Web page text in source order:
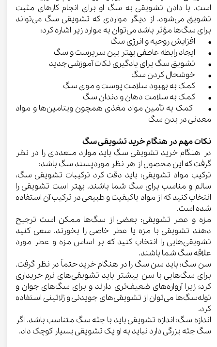
است. با دادن تشویقی به سگ او برای انجام کارهای مثبت
تشویق می‌شود. از دیگر مواردی که تشویقی سگ می‌تواند
برای سگ‌ها مؤثر باشد می‌توان به موارد زیر اشاره کرد:
• افزایش روحیه و انرژی سگ
• ایجاد رابطه عاطفی بهتر بین سرپرست و سگ
• تشویق سگ برای یادگیری نکات آموزشی جدید
• خوشحال کردن سگ
• کمک به بهبود سلامت پوست و موی سگ
• کمک به سلامت دهان و دندان سگ
• کمک به تأمین مواد مغذی همچون ویتامین‌ها و مواد
معدنی در بدن سگ
نکات مهم در هنگام خرید تشویقی سگ
در هنگام خرید تشویقی سگ باید موارد متعددی را در نظر
گرفت که این محصول از هر نظر موردپسند سگ باشد:
ترکیب مواد تشویقی: باید دقت کرد ترکیبات تشویقی سگ،
سالم و مناسب برای سگ شما باشند. بهتر است تشویقی را
انتخاب کنید که از مواد باکیفیت و طبیعی در ترکیب آن استفاده
شده است.
مزه و عطر تشویقی: بعضی از سگ‌ها ممکن است ترجیح
دهند تشویقی با مزه‌ یا عطر خاصی را بخورند. سعی کنید
تشویقی‌هایی را انتخاب کنید که بر اساس مزه و عطر مورد
علاقه سگ شما باشند.
سن سگ: باید سن سگ را در هنگام خرید حتماً در نظر گرفت.
برای سگ‌هایی با سن بیشتر باید تشویقی‌های نرم خریداری
کرد؛ زیرا آرواره‌های ضعیف‌تری دارند و برای سگ‌های جوان و
توله‌سگ‌ها می‌توان از تشویقی‌های جویدنی و ژلاتینی استفاده
کرد.
اندازه سگ: اندازه تشویقی باید با جثه سگ متناسب باشد. اگر
سگ جثه بزرگی دارد نباید به او یک تشویقی بسیار کوچک داد.